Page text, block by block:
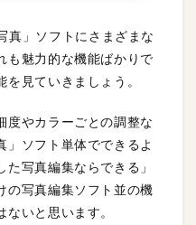
真」ソフトにさまざまな
も魅力的な機能ばかりで
見ていきましょう。
度やカラーごとの調整な
」ソフト単体でできるよ
写真編集ならできる」
の写真編集ソフト並の機
いと思います。